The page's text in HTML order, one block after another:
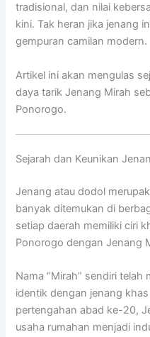
tradisional, dan nilai
kini. Tak heran jika jenang
gempuran camilan modern.
Artikel ini akan mengulas
daya tarik Jenang Mirah
Ponorogo.
Sejarah dan Keunikan
Jenang atau dodol
banyak ditemukan di
setiap daerah memiliki ciri
Ponorogo dengan Jenang
Nama “Mirah” sendiri
identik dengan jenang
pertengahan abad ke-20,
usaha rumahan menjadi